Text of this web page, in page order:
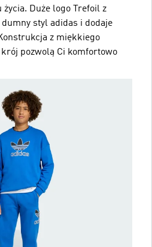
Duże logo Trefoil z
styl adidas i dodaje
z miękkiego
pozwolą Ci komfortowo